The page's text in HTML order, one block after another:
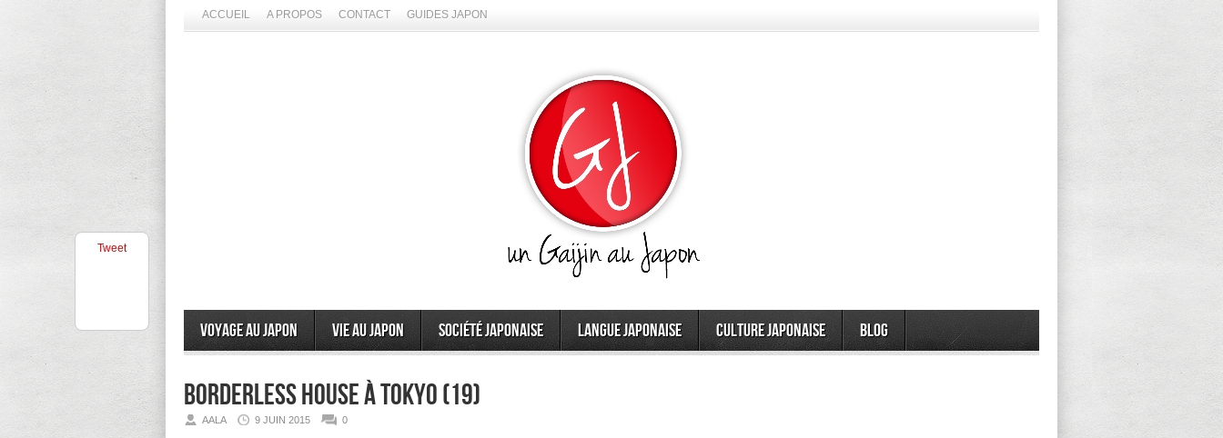
ACCUEIL A PROPOS CONTACT GUIDES JAPON
Voyage au Japon Vie au Japon Société japonaise Langue japonaise Culture japonaise Blog
Borderless House à Tokyo (19)
AALA 9 JUIN 2015 0
Tweet